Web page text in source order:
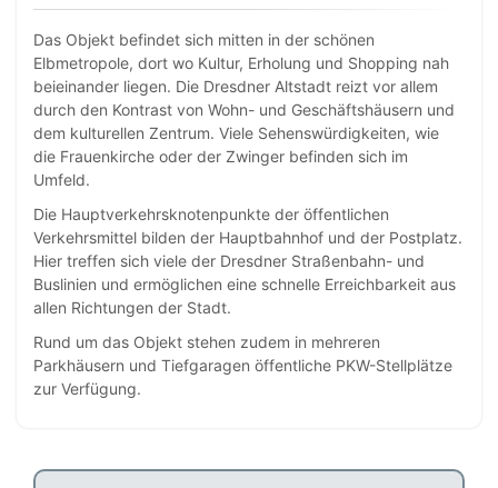
Das Objekt befindet sich mitten in der schönen
Elbmetropole, dort wo Kultur, Erholung und Shopping nah
beieinander liegen. Die Dresdner Altstadt reizt vor allem
durch den Kontrast von Wohn- und Geschäftshäusern und
dem kulturellen Zentrum. Viele Sehenswürdigkeiten, wie
die Frauenkirche oder der Zwinger befinden sich im
Umfeld.
Die Hauptverkehrsknotenpunkte der öffentlichen
Verkehrsmittel bilden der Hauptbahnhof und der Postplatz.
Hier treffen sich viele der Dresdner Straßenbahn- und
Buslinien und ermöglichen eine schnelle Erreichbarkeit aus
allen Richtungen der Stadt.
Rund um das Objekt stehen zudem in mehreren
Parkhäusern und Tiefgaragen öffentliche PKW-Stellplätze
zur Verfügung.